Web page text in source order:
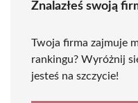
Znalazłeś swoją
Twoja firma zajmuje
rankingu? Wyróżnij
jesteś na szczycie!